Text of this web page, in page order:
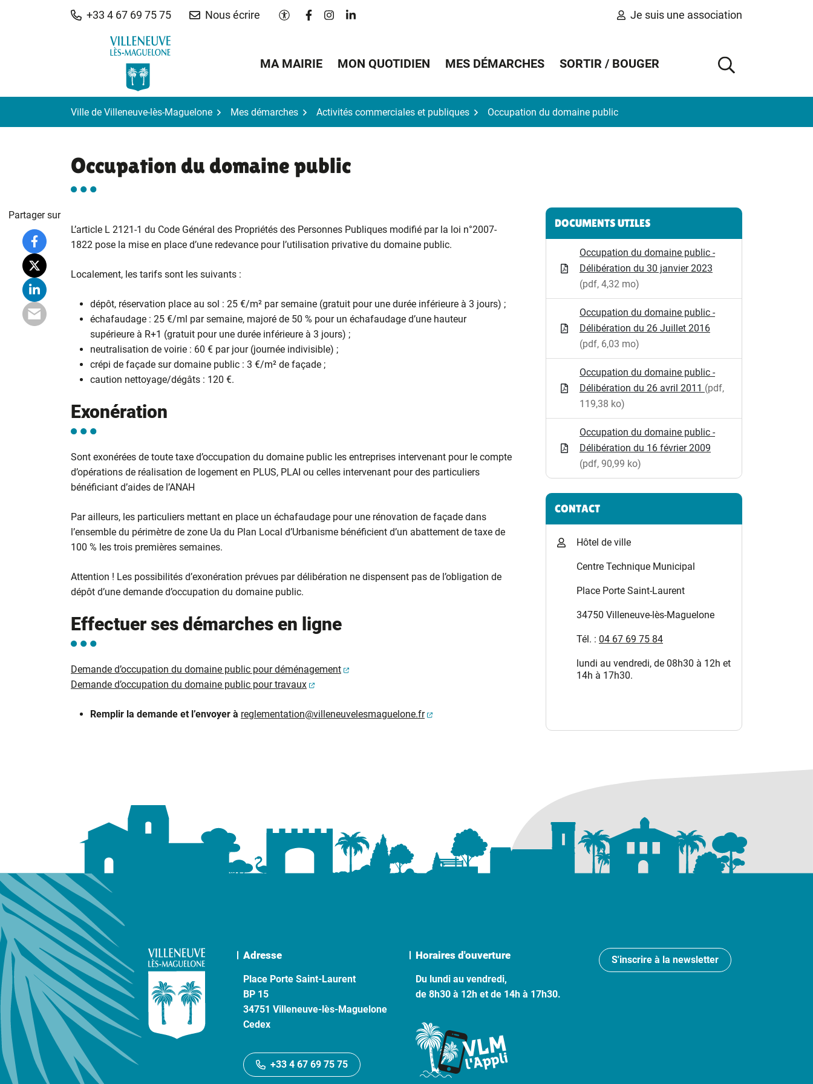
+33 4 67 69 75 75 Nous écrire Paramètres d'accessibilité
Lien vers le compte Facebook
Lien vers le compte Instagram
Lien vers le compte Linkedin Je suis une association
MA MAIRIE MON QUOTIDIEN MES DÉMARCHES SORTIR / BOUGER
AFFICHER
Ville de Villeneuve-lès-Maguelone Mes démarches Activités commerciales et publiques Occupation du domaine public
Occupation du domaine public
L’article L 2121-1 du Code Général des Propriétés des Personnes Publiques modifié par la loi n°2007-
1822 pose la mise en place d’une redevance pour l’utilisation privative du domaine public.
Localement, les tarifs sont les suivants :
dépôt, réservation place au sol : 25 €/m² par semaine (gratuit pour une durée inférieure à 3 jours) ;
échafaudage : 25 €/ml par semaine, majoré de 50 % pour un échafaudage d’une hauteur
supérieure à R+1 (gratuit pour une durée inférieure à 3 jours) ;
neutralisation de voirie : 60 € par jour (journée indivisible) ;
crépi de façade sur domaine public : 3 €/m² de façade ;
caution nettoyage/dégâts : 120 €.
Exonération
Sont exonérées de toute taxe d’occupation du domaine public les entreprises intervenant pour le compte
d’opérations de réalisation de logement en PLUS, PLAI ou celles intervenant pour des particuliers
bénéficiant d’aides de l’ANAH
Par ailleurs, les particuliers mettant en place un échafaudage pour une rénovation de façade dans
l’ensemble du périmètre de zone Ua du Plan Local d’Urbanisme bénéficient d’un abattement de taxe de
100 % les trois premières semaines.
Attention ! Les possibilités d’exonération prévues par délibération ne dispensent pas de l’obligation de
dépôt d’une demande d’occupation du domaine public.
Effectuer ses démarches en ligne
Demande d’occupation du domaine public pour déménagement
(ouverture dans un nouvel onglet)
Demande d’occupation du domaine public pour travaux
(ouverture dans un nouvel onglet)
Remplir la demande et l’envoyer à reglementation@villeneuvelesmaguelone.fr (ouverture dans un nouvel onglet)
Partager sur Informations complémentaires
DOCUMENTS UTILES
Occupation du domaine public -
Délibération du 30 janvier 2023
(pdf, 4,32 mo)
Occupation du domaine public -
Délibération du 26 Juillet 2016
(pdf, 6,03 mo)
Occupation du domaine public -
Délibération du 26 avril 2011 (pdf,
119,38 ko)
Occupation du domaine public -
Délibération du 16 février 2009
(pdf, 90,99 ko)
CONTACT
Hôtel de ville
Centre Technique Municipal
Place Porte Saint-Laurent
34750 Villeneuve-lès-Maguelone
Tél. : 04 67 69 75 84
lundi au vendredi, de 08h30 à 12h et
14h à 17h30.
Adresse
Place Porte Saint-Laurent
BP 15
34751 Villeneuve-lès-Maguelone
Cedex
+33 4 67 69 75 75
Horaires d'ouverture
Du lundi au vendredi,
de 8h30 à 12h et de 14h à 17h30.
S'inscrire à la newsletter